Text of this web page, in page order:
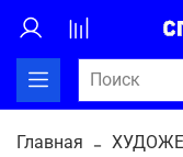
Главная